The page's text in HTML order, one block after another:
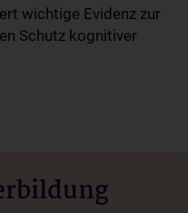
wichtige Evidenz zur
Schutz kognitiver